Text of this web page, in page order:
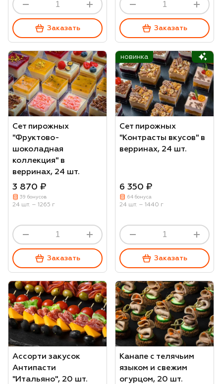
Заказать Заказать
Сет пирожных
"Фруктово-
шоколадная
коллекция" в
верринах, 24 шт.
3 870 ₽
39 бонусов
24 шт. – 1265 г
Заказать
новинка
Сет пирожных
"Контрасты вкусов" в
верринах, 24 шт.
6 350 ₽
64 бонуса
24 шт. – 1440 г
Заказать
Ассорти закусок
Антипасти
"Итальяно", 20 шт.
Канапе с телячьим
языком и свежим
огурцом, 20 шт.